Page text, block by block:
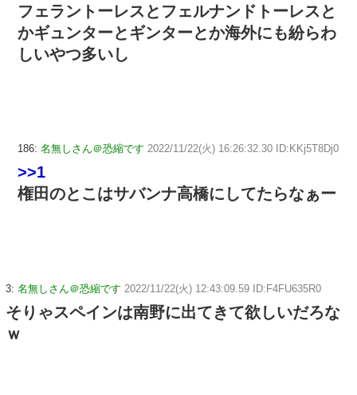
フェラントーレスとフェルナンドトーレスと
かギュンターとギンターとか海外にも紛らわ
しいやつ多いし
186: 名無しさん＠恐縮です 2022/11/22(火) 16:26:32.30 ID:KKj5T8Dj0
>>1
権田のとこはサバンナ高橋にしてたらなぁー
3: 名無しさん＠恐縮です 2022/11/22(火) 12:43:09.59 ID:F4FU635R0
そりゃスペインは南野に出てきて欲しいだろな
ｗ